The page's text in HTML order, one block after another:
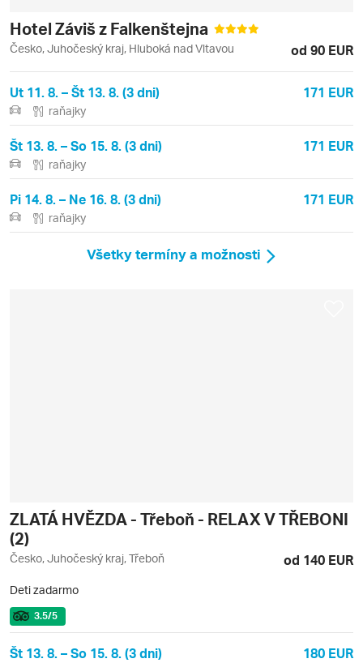
Hotel Záviš z Falkenštejna
Česko, Juhočeský kraj, Hluboká nad Vltavou od 90 EUR
Ut 11. 8. – Št 13. 8. (3 dni) 171 EUR
raňajky
Št 13. 8. – So 15. 8. (3 dni) 171 EUR
raňajky
Pi 14. 8. – Ne 16. 8. (3 dni) 171 EUR
raňajky
Všetky termíny a možnosti
ZLATÁ HVĚZDA - Třeboň - RELAX V TŘEBONI
(2)
Česko, Juhočeský kraj, Třeboň od 140 EUR
Deti zadarmo
3.5/5
Št 13. 8. – So 15. 8. (3 dni) 180 EUR